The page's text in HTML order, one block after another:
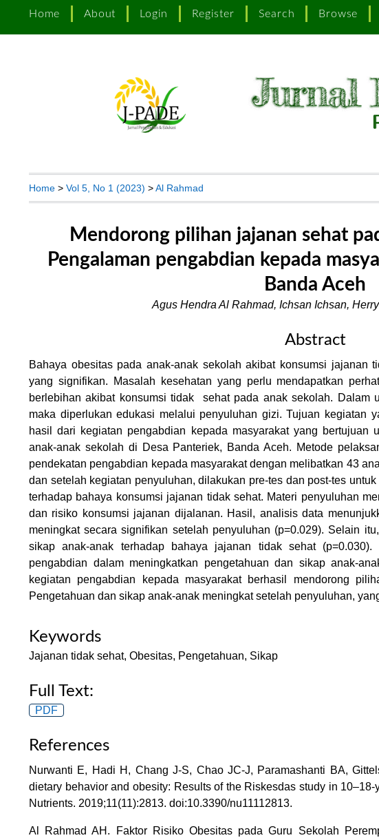
Home About Login Register Search Browse
Home > Vol 5, No 1 (2023) >Al Rahmad
Mendorong pilihan jajanan sehat
Pengalaman pengabdian kepada
Banda Aceh
Agus Hendra Al Rahmad, Ichsan Ichsan,
Abstract
Bahaya obesitas pada anak-anak sekolah akibat konsumsi jajanan
yang signifikan. Masalah kesehatan yang perlu mendapatkan
berlebihan akibat konsumsi tidak sehat pada anak sekolah. Dalam
maka diperlukan edukasi melalui penyuluhan gizi. Tujuan kegiatan
hasil dari kegiatan pengabdian kepada masyarakat yang bertujuan
anak-anak sekolah di Desa Panteriek, Banda Aceh. Metode
pendekatan pengabdian kepada masyarakat dengan melibatkan 43
dan setelah kegiatan penyuluhan, dilakukan pre-tes dan post-tes
terhadap bahaya konsumsi jajanan tidak sehat. Materi penyuluhan
dan risiko konsumsi jajanan dijalanan. Hasil, analisis data
meningkat secara signifikan setelah penyuluhan (p=0.029). Selain
sikap anak-anak terhadap bahaya jajanan tidak sehat
pengabdian dalam meningkatkan pengetahuan dan sikap anak-
kegiatan pengabdian kepada masyarakat berhasil mendorong
Pengetahuan dan sikap anak-anak meningkat setelah penyuluhan,
Keywords
Jajanan tidak sehat, Obesitas, Pengetahuan, Sikap
Full Text:
PDF
References
Nurwanti E, Hadi H, Chang J-S, Chao JC-J, Paramashanti BA,
dietary behavior and obesity: Results of the Riskesdas study in
Nutrients. 2019;11(11):2813. doi:10.3390/nu11112813.
Al Rahmad AH. Faktor Risiko Obesitas pada Guru Sekolah